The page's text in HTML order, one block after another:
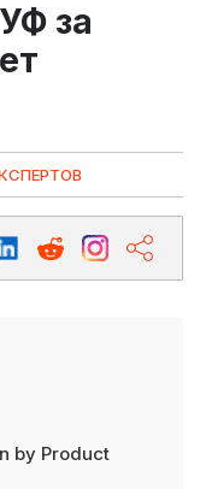
за
by Product